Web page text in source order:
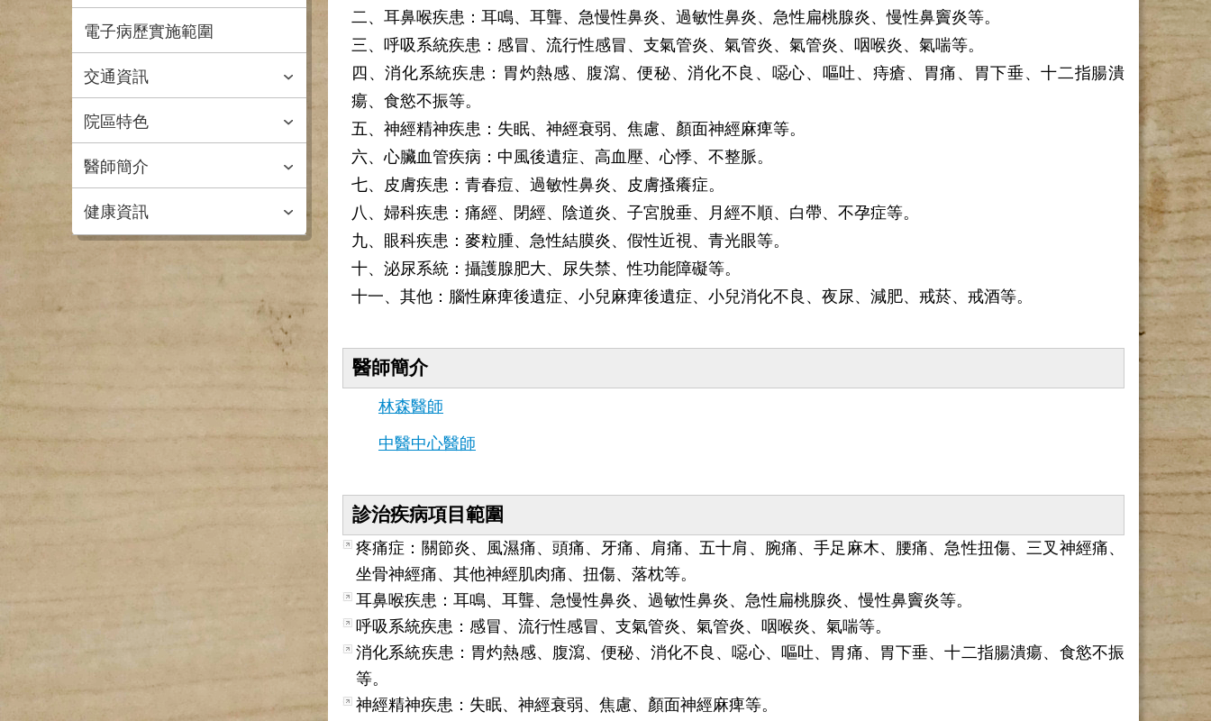
電子病歷實施範圍
交通資訊
院區特色
醫師簡介
健康資訊
二、耳鼻喉疾患：耳鳴、耳聾、急慢性鼻炎、過敏性鼻炎、急性扁桃腺炎、慢性鼻竇炎等。
三、呼吸系統疾患：感冒、流行性感冒、支氣管炎、氣管炎、氣管炎、咽喉炎、氣喘等。
四、消化系統疾患：胃灼熱感、腹瀉、便秘、消化不良、噁心、嘔吐、痔瘡、胃痛、胃下垂、十二指腸潰
瘍、食慾不振等。
五、神經精神疾患：失眠、神經衰弱、焦慮、顏面神經麻痺等。
六、心臟血管疾病：中風後遺症、高血壓、心悸、不整脈。
七、皮膚疾患：青春痘、過敏性鼻炎、皮膚搔癢症。
八、婦科疾患：痛經、閉經、陰道炎、子宮脫垂、月經不順、白帶、不孕症等。
九、眼科疾患：麥粒腫、急性結膜炎、假性近視、青光眼等。
十、泌尿系統：攝護腺肥大、尿失禁、性功能障礙等。
十一、其他：腦性麻痺後遺症、小兒麻痺後遺症、小兒消化不良、夜尿、減肥、戒菸、戒酒等。
醫師簡介
林森醫師
中醫中心醫師
診治疾病項目範圍
疼痛症：關節炎、風濕痛、頭痛、牙痛、肩痛、五十肩、腕痛、手足麻木、腰痛、急性扭傷、三叉神經痛、
坐骨神經痛、其他神經肌肉痛、扭傷、落枕等。
耳鼻喉疾患：耳鳴、耳聾、急慢性鼻炎、過敏性鼻炎、急性扁桃腺炎、慢性鼻竇炎等。
呼吸系統疾患：感冒、流行性感冒、支氣管炎、氣管炎、咽喉炎、氣喘等。
消化系統疾患：胃灼熱感、腹瀉、便秘、消化不良、噁心、嘔吐、胃痛、胃下垂、十二指腸潰瘍、食慾不振
等。
神經精神疾患：失眠、神經衰弱、焦慮、顏面神經麻痺等。